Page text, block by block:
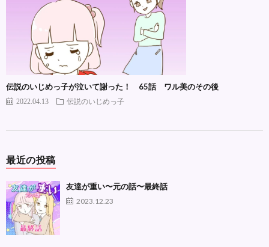
伝説のいじめっ子が泣いて謝った！ 65話 ワル美のその後
2022.04.13 伝説のいじめっ子
最近の投稿
友達が重い〜元の話〜最終話
2023.12.23